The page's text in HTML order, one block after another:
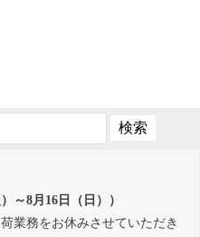
～8月16日（日））
業務をお休みさせていただき